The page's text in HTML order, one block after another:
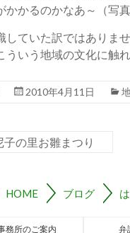
かかるのかなあ～（写
していた訳ではありま
ういう地域の文化に触
2010年4月11日
子の里お雛まつり
HOME ブログ
務所のご案内 弁